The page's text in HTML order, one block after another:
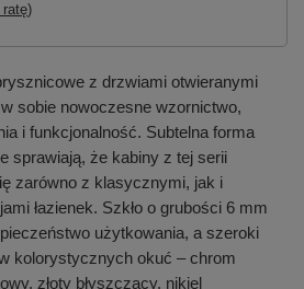
)
z drzwiami otwieranymi
w sobie nowoczesne wzornictwo,
i funkcjonalność. Subtelna forma
sprawiają, że kabiny z tej serii
zarówno z klasycznymi, jak i
łazienek. Szkło o grubości 6 mm
użytkowania, a szeroki
kolorystycznych okuć – chrom
złoty błyszczący, nikiel